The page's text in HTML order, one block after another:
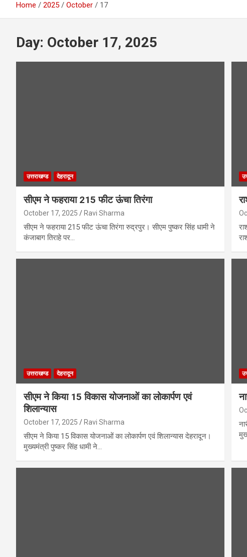
Home 2025 October 17
Day: October 17, 2025
उत्तराखण्ड देहरादून
सीएम ने फहराया 215 फीट ऊंचा तिरंगा
October 17, 2025 Ravi Sharma
सीएम ने फहराया 215 फीट ऊंचा तिरंगा रुद्रपुर। सीएम पुष्कर सिंह धामी ने
कंजाबाग तिराहे पर…
उत्तराखण्ड देहरादून
सीएम ने किया 15 विकास योजनाओं का लोकार्पण एवं
शिलान्यास
October 17, 2025 Ravi Sharma
सीएम ने किया 15 विकास योजनाओं का लोकार्पण एवं शिलान्यास देहरादून।
मुख्यमंत्री पुष्कर सिंह धामी ने…